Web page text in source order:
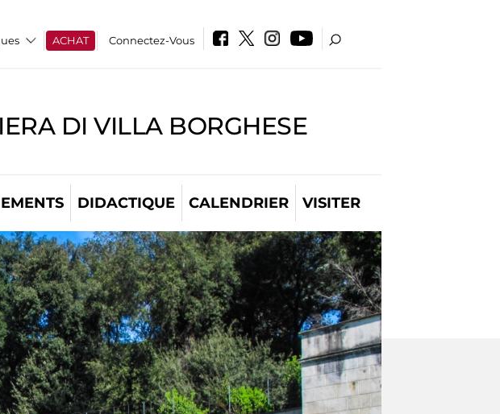
ACHAT Connectez-Vous
DI VILLA BORGHESE
DIDACTIQUE CALENDRIER VISITER